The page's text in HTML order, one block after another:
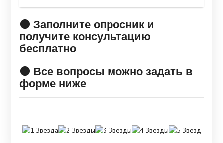
🟠 Заполните опросник и
получите консультацию
бесплатно
🟠 Все вопросы можно задать в
форме ниже